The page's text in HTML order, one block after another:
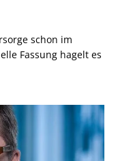
schon im
Fassung hagelt es